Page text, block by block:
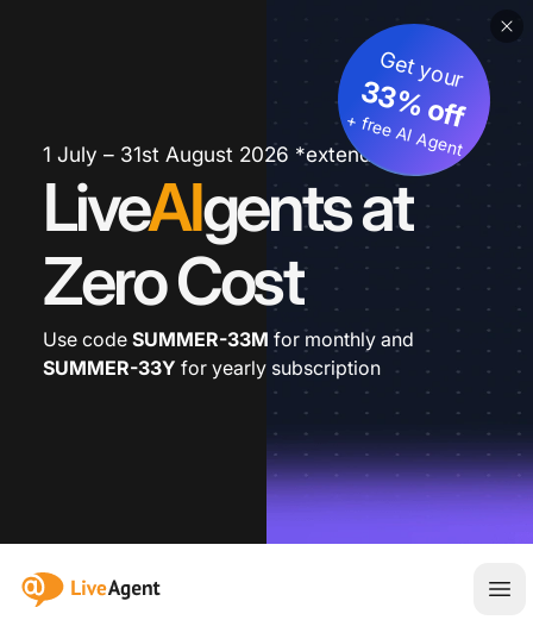
1 July – 31st August 2026 *extended
LiveAIgents at
Zero Cost
Get your
33% off
+ free AI Agent
Use code SUMMER-33M for monthly and
SUMMER-33Y for yearly subscription
:site.title